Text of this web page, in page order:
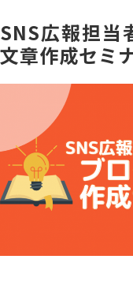
アクセス
採用情報
お問い合わせ
SNS広報担当
文章作成セミ